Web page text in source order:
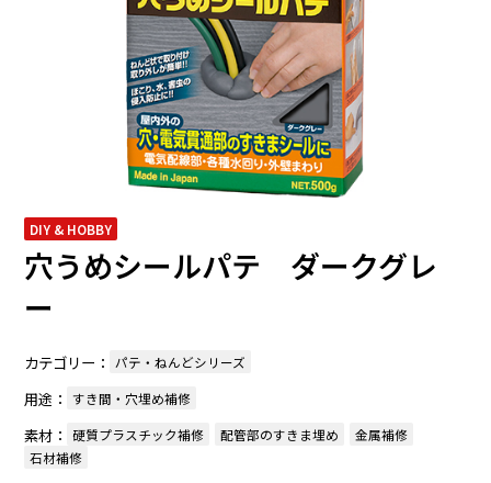
DIY & HOBBY
穴うめシールパテ ダークグレ
ー
カテゴリー： パテ・ねんどシリーズ
用途： すき間・穴埋め補修
素材： 硬質プラスチック補修 配管部のすきま埋め
金属補修
石材補修